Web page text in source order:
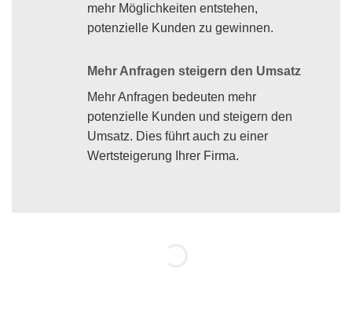
mehr Möglichkeiten entstehen,
potenzielle Kunden zu gewinnen.
Mehr Anfragen steigern den Umsatz
Mehr Anfragen bedeuten mehr
potenzielle Kunden und steigern den
Umsatz. Dies führt auch zu einer
Wertsteigerung Ihrer Firma.